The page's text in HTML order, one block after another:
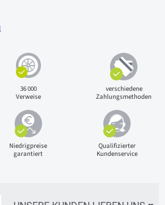
36 000
Verweise
verschiedene
Zahlungsmethoden
Niedrigpreise
garantiert
Qualifizierter
Kundenservice